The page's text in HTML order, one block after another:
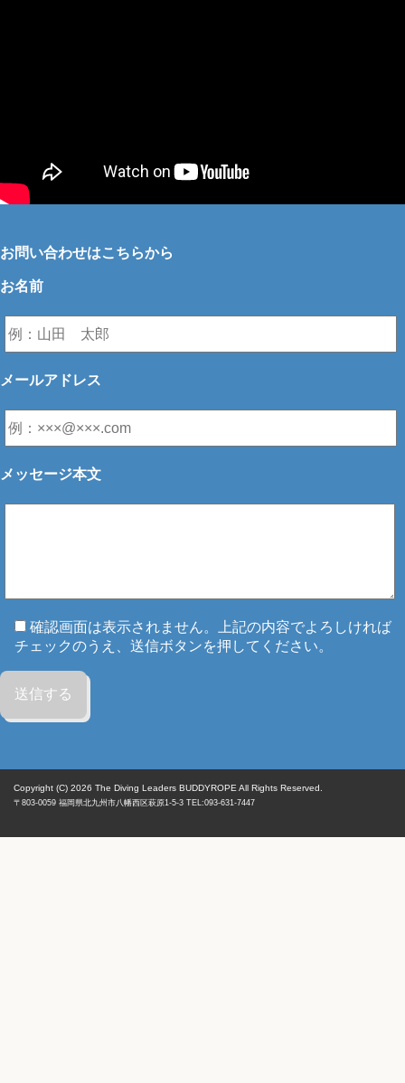
お問い合わせはこちらから
お名前
メールアドレス
メッセージ本文
確認画面は表示されません。上記の内容でよろしければ
チェックのうえ、送信ボタンを押してください。
Copyright (C) 2026 The Diving Leaders BUDDYROPE All Rights Reserved.
〒803-0059 福岡県北九州市八幡西区萩原1-5-3 TEL:093-631-7447